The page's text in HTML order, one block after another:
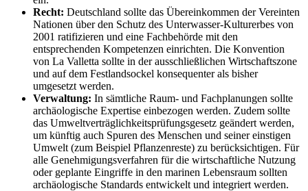
Recht: Deutschland sollte das Übereinkommen der Vereinten
Nationen über den Schutz des Unterwasser-Kulturerbes von
2001 ratifizieren und eine Fachbehörde mit den
entsprechenden Kompetenzen einrichten. Die Konvention
von La Valletta sollte in der ausschließlichen Wirtschaftszone
und auf dem Festlandsockel konsequenter als bisher
umgesetzt werden.
Verwaltung: In sämtliche Raum- und Fachplanungen sollte
archäologische Expertise einbezogen werden. Zudem sollte
das Umweltverträglichkeitsprüfungsgesetz geändert werden,
um künftig auch Spuren des Menschen und seiner einstigen
Umwelt (zum Beispiel Pflanzenreste) zu berücksichtigen. Für
alle Genehmigungsverfahren für die wirtschaftliche Nutzung
oder geplante Eingriffe in den marinen Lebensraum sollten
archäologische Standards entwickelt und integriert werden.